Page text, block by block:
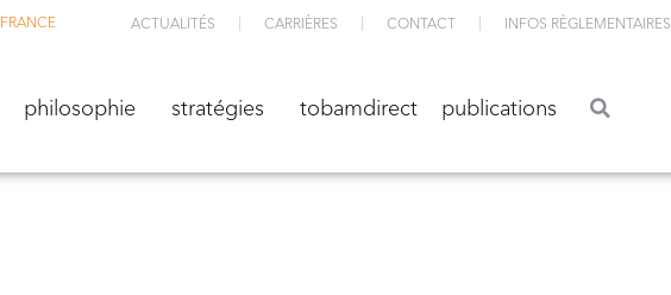
FRANCE ACTUALITÉS CARRIÈRES CONTACT INFOS RÈGLEMENTAIRES
philosophie stratégies tobamdirect publications